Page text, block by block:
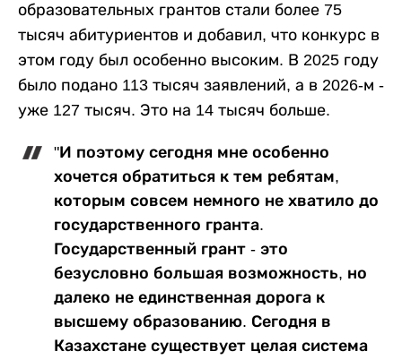
образовательных грантов стали более 75
тысяч абитуриентов и добавил, что конкурс в
этом году был особенно высоким. В 2025 году
было подано 113 тысяч заявлений, а в 2026-м -
уже 127 тысяч. Это на 14 тысяч больше.
"И поэтому сегодня мне особенно
хочется обратиться к тем ребятам,
которым совсем немного не хватило до
государственного гранта.
Государственный грант - это
безусловно большая возможность, но
далеко не единственная дорога к
высшему образованию. Сегодня в
Казахстане существует целая система